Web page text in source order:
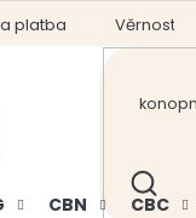
platba Věrnostní
HLEDAT
CBN CBC